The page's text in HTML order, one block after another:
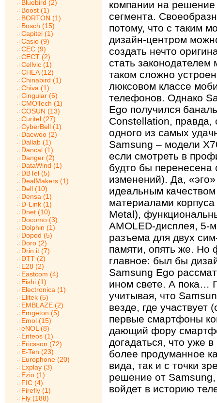
Bluebird (2)
Boost (1)
BORTON (1)
Bosch (15)
Capitel (1)
Casio (9)
CEC (9)
CECT (2)
Cellvic (1)
CHEA (12)
Chinabird (1)
Chiva (1)
Cingular (6)
CMOTech (1)
COSUN (13)
Curitel (27)
CyberBell (1)
Daewoo (2)
Dallab (1)
Dancal (1)
Danger (2)
DataWind (1)
DBTel (5)
DealMakers (1)
Dell (10)
Densa (1)
D-Link (1)
Dnet (10)
Docomo (3)
Dolphin (1)
Dopod (5)
Doro (2)
Drin.it (7)
DTT (2)
E28 (2)
Eastcom (4)
Eishi (1)
Electronica (1)
Elitek (5)
EMBLAZE (2)
Emgeton (5)
Emol (15)
eNOL (8)
Enteos (1)
Ericsson (72)
E-Ten (23)
Europhone (20)
Explay (3)
Ezio (1)
FIC (4)
Firefly (1)
Fly (188)
компании на
сегмента.
потому, что с таким
дизайн-центром
создать нечто
стать законодателем
таком сложно
люксовом классе
телефонов. Однако
Ego получился
Constellation, правда,
одного из самых
Samsung – модели
если смотреть в
будто бы перенесена
изменений). Да,
идеальным
материалами
Metal),
AMOLED-дисплея, 5-
разъема для двух
памяти, опять же. Но
главное: был бы
Samsung Ego
ином свете. А пока…
учитывая, что
везде, где участвует
первые смартфоны
дающий фору
догадаться, что уже
более продуманное
вида, так и с точки
решение от
войдет в историю